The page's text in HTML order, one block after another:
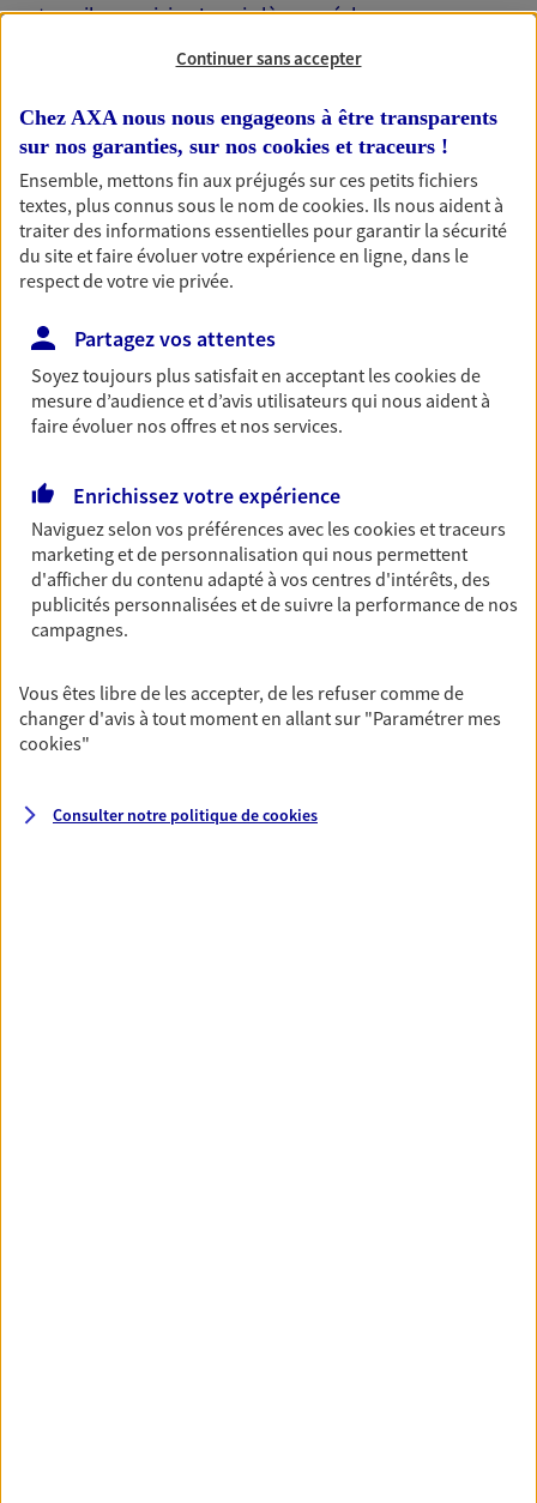
travail, une visio. Je suis là pour échanger avec
Nos offres phares
Réalisez vos projets grâce à votre épargne : achat
immobilier, études des enfants ou voyage autour
du monde… Épargnez à votre rythme et
simplement, selon votre profil.
Retraite
Préparez sereinement ce nouveau chapitre de
votre vie avec les conseils d'un expert. Découvrez
notre solution PER (Plan Epargne Retraite)
spécialement conçue pour la retraite.
Découvrir l'offre Retraite
Pour un avenir serein, assurez-vous avec notre
contrat prévoyance. Préservez vos proches en cas
Continuer sans accepter
Chez AXA nous nous engageons à être transparents
sur nos garanties, sur nos cookies et traceurs !
Ensemble, mettons fin aux préjugés sur ces petits fichiers
textes, plus connus sous le nom decookies. Ils nous aident à
traiter des informations essentielles pour garantir la sécurité
du site et faire évoluer votre expérience en ligne, dans le
respect de votre vie privée.
Partagez vos attentes
Soyez toujours plus satisfait en acceptant lescookiesde
mesure d’audience et d’avis utilisateurs qui nous aident à
faire évoluer nos offres et nos services.
Enrichissez votre expérience
Naviguez selon vos préférences avec lescookies et traceurs
marketing et de personnalisation qui nous permettent
d'afficher du contenu adapté à vos centres d'intérêts, des
publicités personnalisées et de suivre la performance de nos
campagnes.
Vous êtes libre de les accepter, de les refuser comme de
changer d'avis à tout moment en allant sur "Paramétrer mes
cookies"
Consulter notre politique decookies